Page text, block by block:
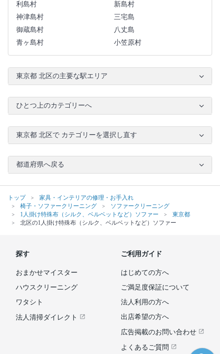
利島村
新島村
神津島村
三宅島
御蔵島村
八丈島
青ヶ島村
小笠原村
東京都 北区の主要な駅エリア
ひとつ上のカテゴリーへ
東京都 北区で カテゴリーを選択し直す
都道府県へ戻る
トップ
家具・インテリアの修理・お手入れ
椅子・ソファークリーニング
ソファークリーニング
1人掛け特殊布（シルク、ベルベットなど）ソファー
東京都
北区の1人掛け特殊布（シルク、ベルベットなど）ソファー
探す
おまかせマイスター
ハウスクリーニング
ワタシト
法人清掃ダイレクト
ご利用ガイド
はじめての方へ
ご満足度保証について
法人利用の方へ
出店希望の方へ
広告掲載のお問い合わせ
よくあるご質問